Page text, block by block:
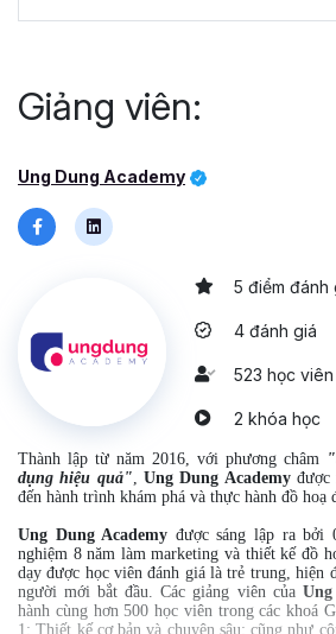
Giảng viên:
Ung Dung Academy
5 điểm đánh
4 đánh giá
523 học viên
2 khóa học
Thành lập từ năm 2016, với phương châm
dụng hiệu quả" ,Ung Dung Academyđược
đến hành trình khám phá và thực hành đồ hoạ
Ung Dung Academy được sáng lập ra bởi
nghiệm 8 năm làm marketing và thiết kế đồ
dạy được học viên đánh giá là trẻ trung, hiện
người mới bắt đầu. Các giảng viên của
hành cùng hơn 500 học viên trong các khoá
1; Thiết kế cơ bản và chuyên sâu; cũng như